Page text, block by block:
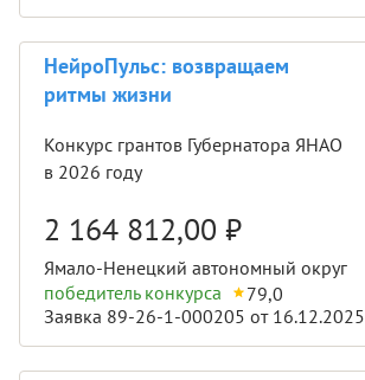
НейроПульс: возвращаем
ритмы жизни
Конкурс грантов Губернатора ЯНАО
в 2026 году
2 164 812,00 ₽
Ямало-Ненецкий автономный округ
победитель конкурса
79,0
Заявка 89-26-1-000205 от 16.12.2025